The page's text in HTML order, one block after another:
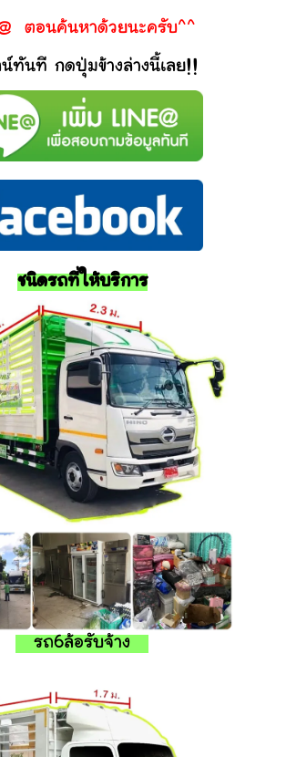
ตอนค้นหาด้วยนะครับ^^
น์ทันที กดปุ่มข้างล่างนี้เลย!!
ชนิดรถที่ให้บริการ
รถ6ล้อรับจ้าง